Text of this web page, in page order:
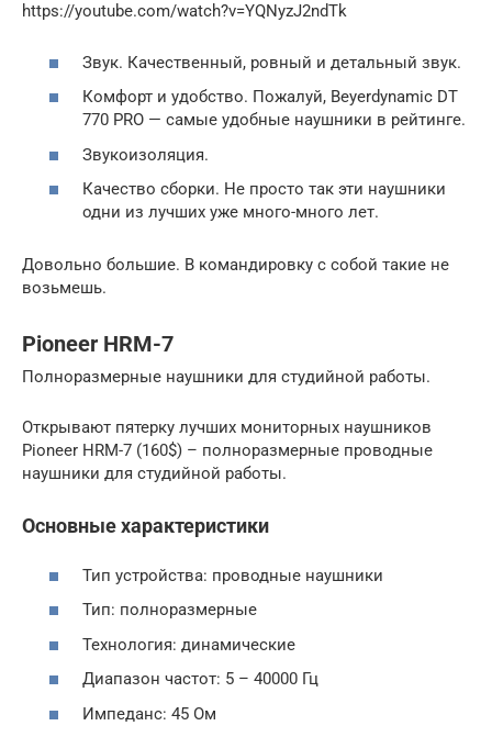
https://youtube.com/watch?v=YQNyzJ2ndTk
Звук. Качественный, ровный и детальный звук.
Комфорт и удобство. Пожалуй, Beyerdynamic DT
770 PRO — самые удобные наушники в рейтинге.
Звукоизоляция.
Качество сборки. Не просто так эти наушники
одни из лучших уже много-много лет.
Довольно большие. В командировку с собой такие не
возьмешь.
Pioneer HRM-7
Полноразмерные наушники для студийной работы.
Открывают пятерку лучших мониторных наушников
Pioneer HRM-7 (160$) – полноразмерные проводные
наушники для студийной работы.
Основные характеристики
Тип устройства: проводные наушники
Тип: полноразмерные
Технология: динамические
Диапазон частот: 5 – 40000 Гц
Импеданс: 45 Ом